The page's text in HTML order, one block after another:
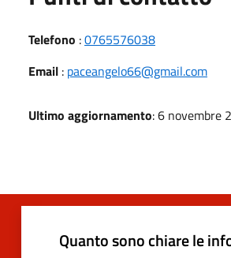
Telefono :0765576038
Email : paceangelo66@gmail.com
Ultimo aggiornamento: 6 novembre
Quanto sono chiare le